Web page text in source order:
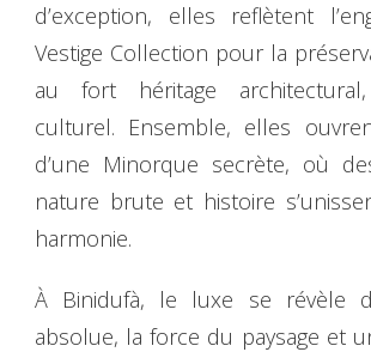
d’exception, elles reflètent
Vestige Collection pour la
au fort héritage
culturel. Ensemble, elles
d’une Minorque secrète, où
nature brute et histoire
harmonie.
À Binidufà, le luxe se révèle
absolue, la force du paysage et